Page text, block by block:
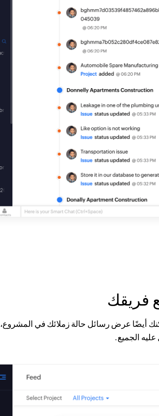
فريقك
أيضًا عرض رسائل حالة زملائك في المشروع،
الجميع.